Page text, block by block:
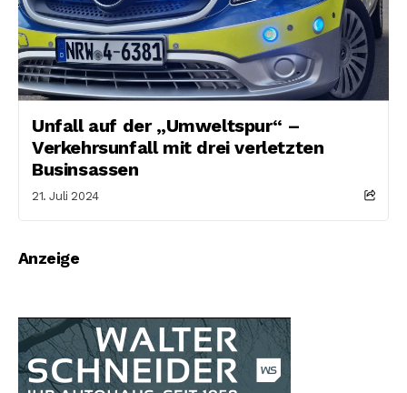
Unfall auf der „Umweltspur“ –
Verkehrsunfall mit drei verletzten
Businsassen
21. Juli 2024
Anzeige